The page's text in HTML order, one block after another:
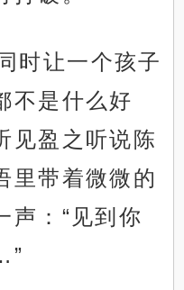
时让一个孩子
不是什么好
见盈之听说陈
里带着微微的
声：“见到你